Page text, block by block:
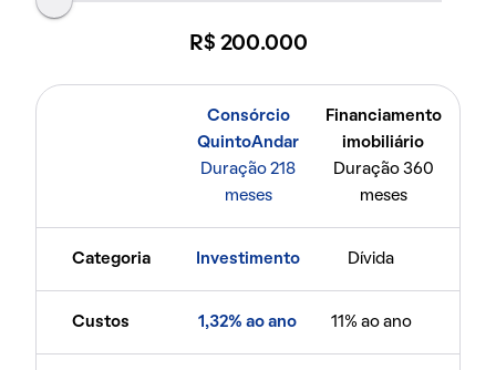
R$ 200.000
Consórcio
QuintoAndar
Duração 218
meses
Financiamento
imobiliário
Duração 360
meses
Categoria Investimento Dívida
Custos 1,32% ao ano 11% ao ano